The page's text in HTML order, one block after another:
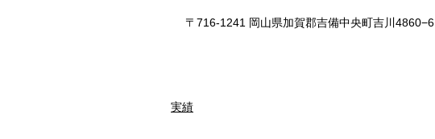
〒716-1241 岡山県加賀郡吉備中央町吉川4860−6
実績